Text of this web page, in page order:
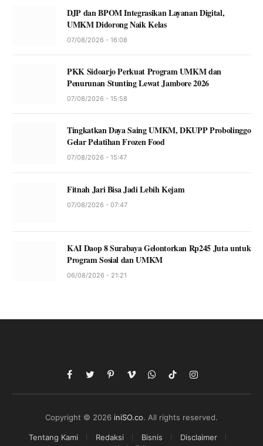
DJP dan BPOM Integrasikan Layanan Digital,
UMKM Didorong Naik Kelas
07/08/2026 - 16:08
PKK Sidoarjo Perkuat Program UMKM dan
Penurunan Stunting Lewat Jambore 2026
07/08/2026 - 15:58
Tingkatkan Daya Saing UMKM, DKUPP Probolinggo
Gelar Pelatihan Frozen Food
07/08/2026 - 15:47
Fitnah Jari Bisa Jadi Lebih Kejam
07/08/2026 - 07:47
KAI Daop 8 Surabaya Gelontorkan Rp245 Juta untuk
Program Sosial dan UMKM
06/08/2026 - 21:21
Facebook
TwitterPinterestVimeoWhatsApp
TikTokInstagram
Copyright © 2026 iniSO.co. All rights reserved.
Tentang Kami Redaksi Bisnis
Disclaimer